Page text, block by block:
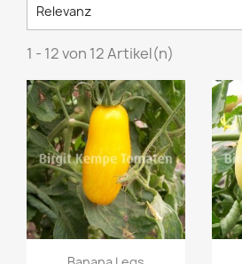
Relevanz
1 - 12 von 12 Artikel(n)
Vorschau